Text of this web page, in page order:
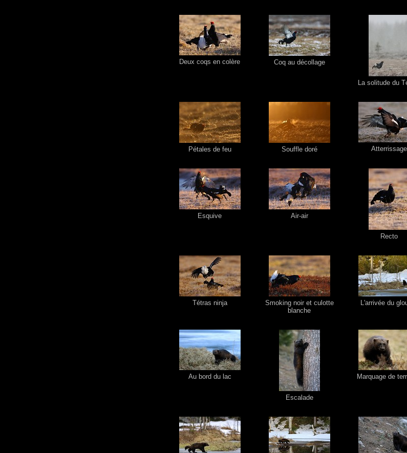
Deux coqs en colère Coq au décollage
La solitude du
Pétales de feu Souffle doré Atterrissage
Esquive Air-air
Recto
Tétras ninja
Smoking noir et culotte
blanche
L'arrivée du
Au bord du lac
Escalade
Marquage de